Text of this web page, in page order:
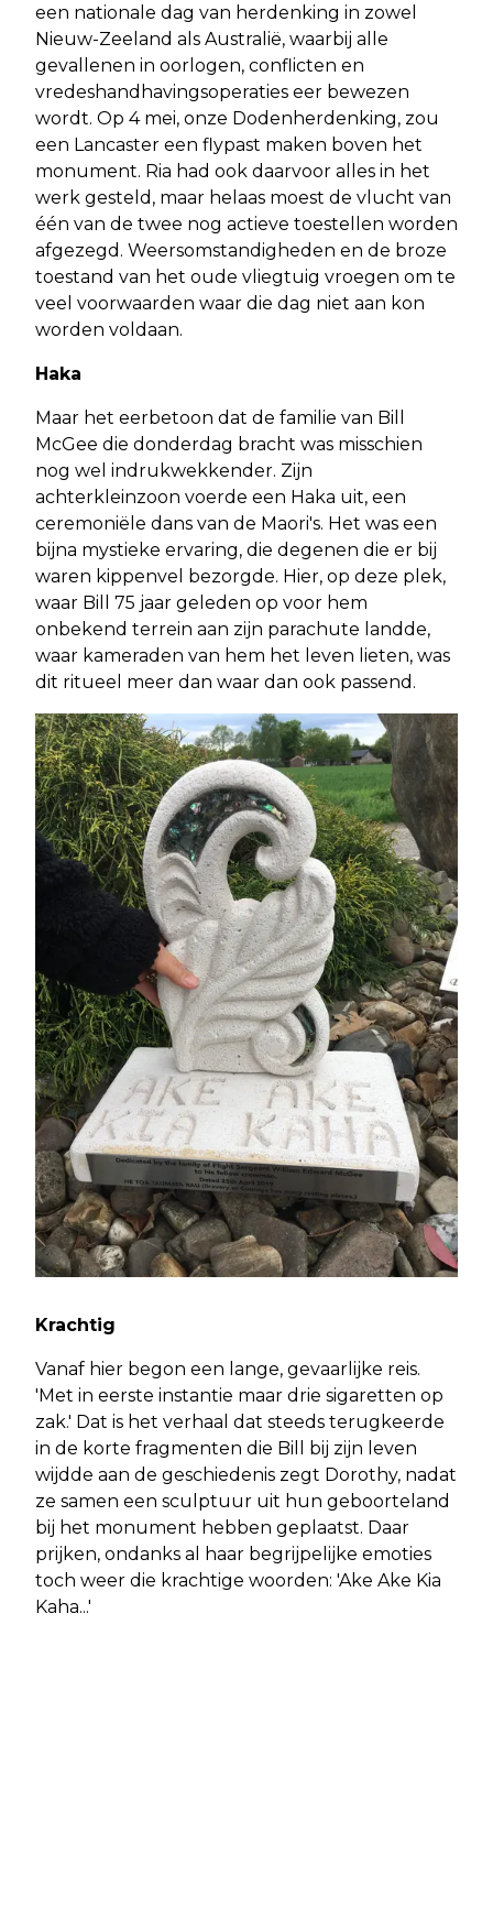
een nationale dag van herdenking in zowel
Nieuw-Zeeland als Australië, waarbij alle
gevallenen in oorlogen, conflicten en
vredeshandhavingsoperaties eer bewezen
wordt. Op 4 mei, onze Dodenherdenking, zou
een Lancaster een flypast maken boven het
monument. Ria had ook daarvoor alles in het
werk gesteld, maar helaas moest de vlucht van
één van de twee nog actieve toestellen worden
afgezegd. Weersomstandigheden en de broze
toestand van het oude vliegtuig vroegen om te
veel voorwaarden waar die dag niet aan kon
worden voldaan.
Haka
Maar het eerbetoon dat de familie van Bill
McGee die donderdag bracht was misschien
nog wel indrukwekkender. Zijn
achterkleinzoon voerde een Haka uit, een
ceremoniële dans van de Maori's. Het was een
bijna mystieke ervaring, die degenen die er bij
waren kippenvel bezorgde. Hier, op deze plek,
waar Bill 75 jaar geleden op voor hem
onbekend terrein aan zijn parachute landde,
waar kameraden van hem het leven lieten, was
dit ritueel meer dan waar dan ook passend.
Krachtig
Vanaf hier begon een lange, gevaarlijke reis.
'Met in eerste instantie maar drie sigaretten op
zak.' Dat is het verhaal dat steeds terugkeerde
in de korte fragmenten die Bill bij zijn leven
wijdde aan de geschiedenis zegt Dorothy, nadat
ze samen een sculptuur uit hun geboorteland
bij het monument hebben geplaatst. Daar
prijken, ondanks al haar begrijpelijke emoties
toch weer die krachtige woorden: 'Ake Ake Kia
Kaha...'